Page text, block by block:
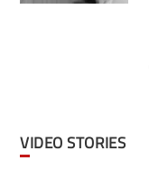
VIDEO STORIES